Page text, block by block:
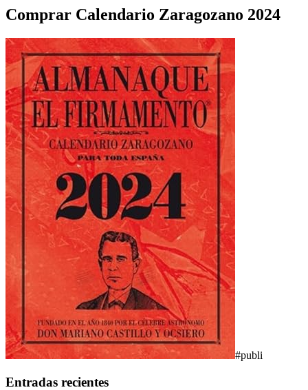
Comprar Calendario Zaragozano 2024
#publi
Entradas recientes